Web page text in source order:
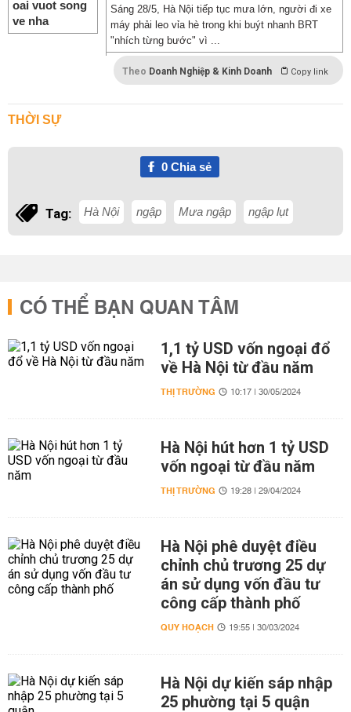
Sáng 28/5, Hà Nội tiếp tục mưa lớn, người đi xe
máy phải leo vỉa hè trong khi buýt nhanh BRT
"nhích từng bước" vì ...
Theo Doanh Nghiệp & Kinh Doanh Copy link
THỜI SỰ
0Chia sẻ
Tag: Hà Nội ngập Mưa ngập ngập lụt
CÓ THỂ BẠN QUAN TÂM
1,1 tỷ USD vốn ngoại đổ
về Hà Nội từ đầu năm
THỊ TRƯỜNG 10:17 | 30/05/2024
Hà Nội hút hơn 1 tỷ USD
vốn ngoại từ đầu năm
THỊ TRƯỜNG 19:28 | 29/04/2024
Hà Nội phê duyệt điều
chỉnh chủ trương 25 dự
án sử dụng vốn đầu tư
công cấp thành phố
QUY HOẠCH 19:55 | 30/03/2024
Hà Nội dự kiến sáp nhập
25 phường tại 5 quận